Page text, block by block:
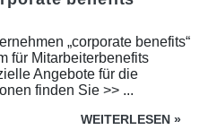
„corporate benefits“
für Mitarbeiterbenefits
Angebote für die
finden Sie >> ...
WEITERLESEN »